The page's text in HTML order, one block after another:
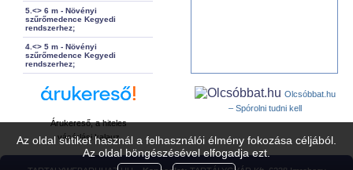
Az oldal sütiket használ a felhasználói élmény fokozása céljából.
Az oldal böngészésével elfogadja ezt.
5.<> 6 m - Növényi
szűrőmedence Kegyedi
rendszerhez;
4.<> 5 m - Növényi
szűrőmedence Kegyedi
rendszerhez;
Árukereső, a hiteles
vásárlási kalauz
Olcsóbbat.hu
– Spórolni tudni kell